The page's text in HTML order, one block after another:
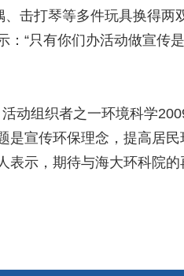
击打琴等多件玩具换得两
“只有你们办活动做宣传
动组织者之一环境科学
宣传环保理念，提高居民
示，期待与海大环科院的